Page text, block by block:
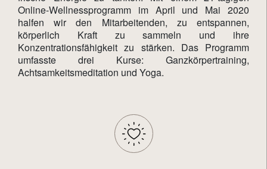
Online-Wellnessprogramm im April und Mai 2020
halfen wir den Mitarbeitenden, zu entspannen,
körperlich Kraft zu sammeln und ihre
Konzentrationsfähigkeit zu stärken. Das Programm
umfasste drei Kurse: Ganzkörpertraining,
Achtsamkeitsmeditation und Yoga.